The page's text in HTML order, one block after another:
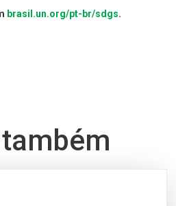
brasil.un.org/pt-br/sdgs.